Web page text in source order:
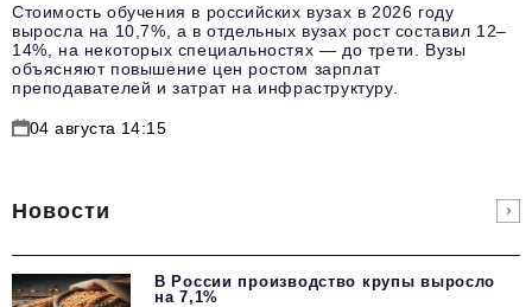
Стоимость обучения в российских вузах в 2026 году
выросла на 10,7%, а в отдельных вузах рост составил 12–
14%, на некоторых специальностях — до трети. Вузы
объясняют повышение цен ростом зарплат
преподавателей и затрат на инфраструктуру.
04 августа 14:15
Новости
В России производство крупы выросло
на 7,1%